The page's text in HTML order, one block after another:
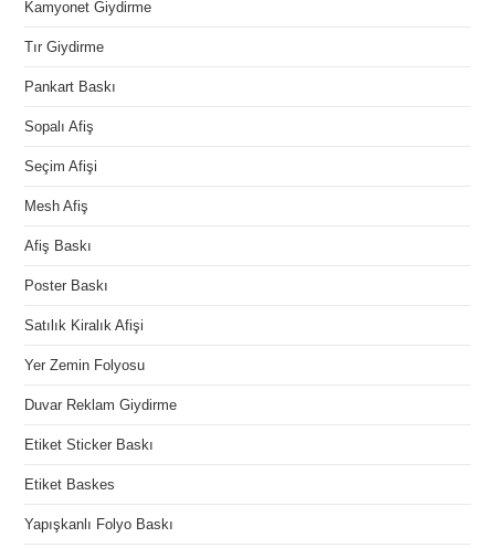
Kamyonet Giydirme
Tır Giydirme
Pankart Baskı
Sopalı Afiş
Seçim Afişi
Mesh Afiş
Afiş Baskı
Poster Baskı
Satılık Kiralık Afişi
Yer Zemin Folyosu
Duvar Reklam Giydirme
Etiket Sticker Baskı
Etiket Baskes
Yapışkanlı Folyo Baskı